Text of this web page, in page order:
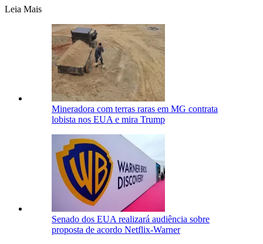
Leia Mais
Mineradora com terras raras em MG contrata
lobista nos EUA e mira Trump
Senado dos EUA realizará audiência sobre
proposta de acordo Netflix-Warner